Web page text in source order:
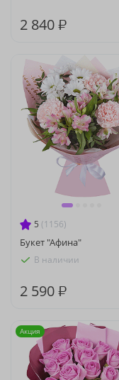
2 840 ₽
5 (1156)
Букет "Афина"
В наличии
2 590 ₽
Акция